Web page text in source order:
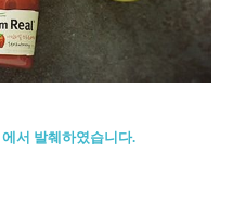
에서 발췌하였습니다.